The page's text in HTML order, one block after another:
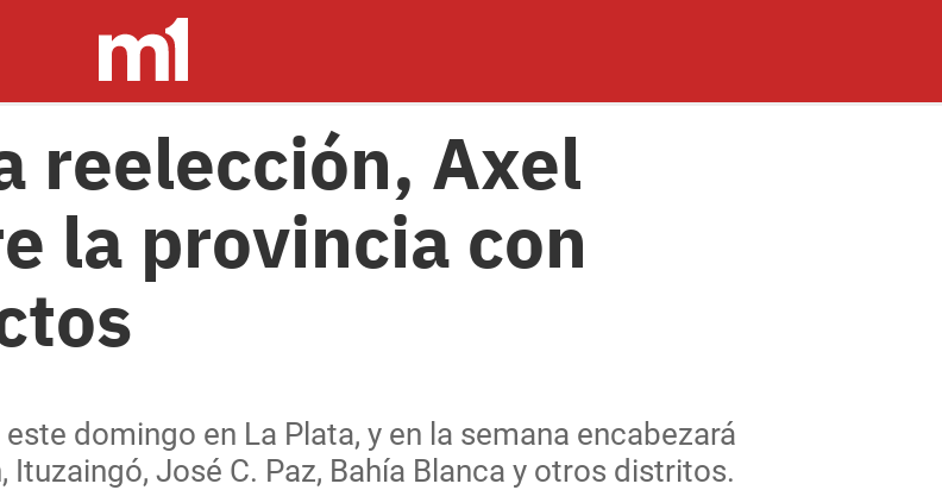
reelección, Axel
la provincia con
domingo en La Plata, y en la semana encabezará
José C. Paz, Bahía Blanca y otros distritos.